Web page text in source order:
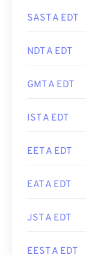
SAST A EDT
NDT A EDT
GMT A EDT
IST A EDT
EET A EDT
EAT A EDT
JST A EDT
EEST A EDT